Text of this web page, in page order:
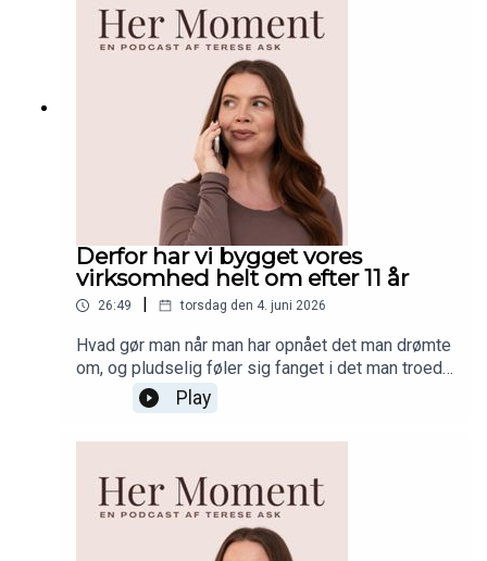
hør hvordan Little House blev til da Patricia og
hendes mand besluttede at åbne det, der i dag er
kendt som barsels hotspottet i København! Læs
mere om Little House og find alle seks lokationer
Derfor har vi bygget vores
virksomhed helt om efter 11 år
26:49 torsdag den 4. juni 2026
Hvad gør man når man har opnået det man drømte
om, og pludselig føler sig fanget i det man troede
var drømmearbejdslivet? I dag deler jeg en
personlig og ærlig historie om, hvordan vi har
vendt hele vores virksomhed på hovedet efter 11
gerne episoden med en som du ved har brug for
at få et lille skub til at turde at tage skridtet mod
Play